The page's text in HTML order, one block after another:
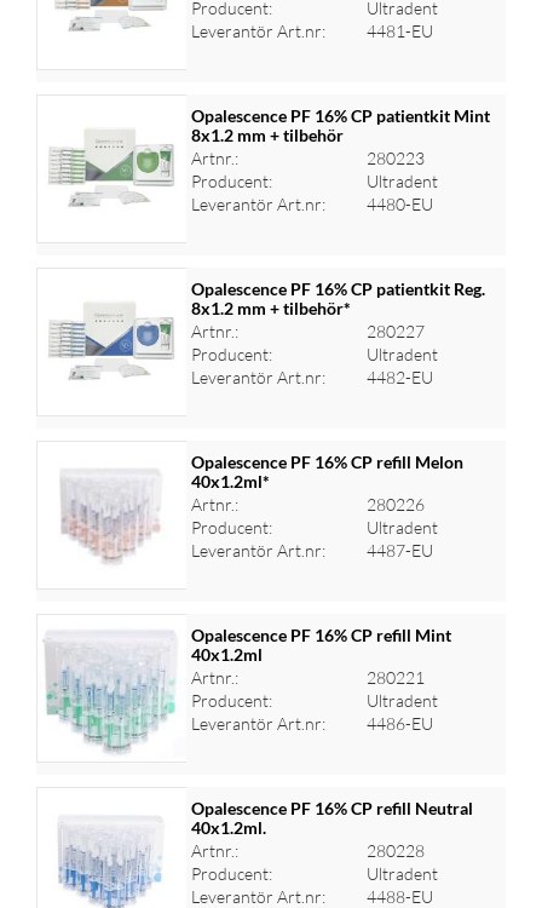
Producent:
Ultradent
Leverantör Art.nr:
4481-EU
Logga in för priser
Opalescence PF 16% CP patientkit Mint
8x1.2 mm + tilbehör
Artnr.:
280223
Producent:
Ultradent
Leverantör Art.nr:
4480-EU
Logga in för priser
Opalescence PF 16% CP patientkit Reg.
8x1.2 mm + tilbehör*
Artnr.:
280227
Producent:
Ultradent
Leverantör Art.nr:
4482-EU
Logga in för priser
Opalescence PF 16% CP refill Melon
40x1.2ml*
Artnr.:
280226
Producent:
Ultradent
Leverantör Art.nr:
4487-EU
Logga in för priser
Opalescence PF 16% CP refill Mint
40x1.2ml
Artnr.:
280221
Producent:
Ultradent
Leverantör Art.nr:
4486-EU
Logga in för priser
Opalescence PF 16% CP refill Neutral
40x1.2ml.
Artnr.:
280228
Producent:
Ultradent
Leverantör Art.nr:
4488-EU